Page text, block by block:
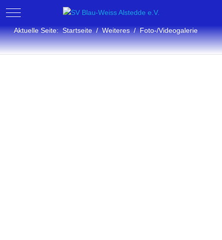
Mobile Menu Toggle
Aktuelle Seite:Startseite Weiteres Foto-/Videogalerie